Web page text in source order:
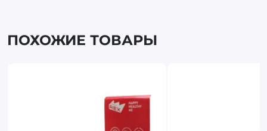
ПОХОЖИЕ ТОВАРЫ